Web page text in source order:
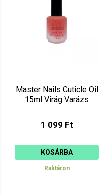
Master Nails Cuticle Oil
15ml Virág Varázs
1 099 Ft
KOSÁRBA
Raktáron